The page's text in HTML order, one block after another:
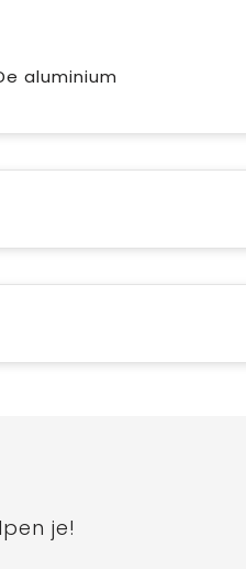
aluminium
je!